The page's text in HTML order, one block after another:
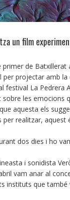
un film
primer de
projectar amb la
festival La Pedrera
les emocions
aquesta els
realitzar, aquest
dos dies i ho
i sonidista
vam anar al
instituts que també